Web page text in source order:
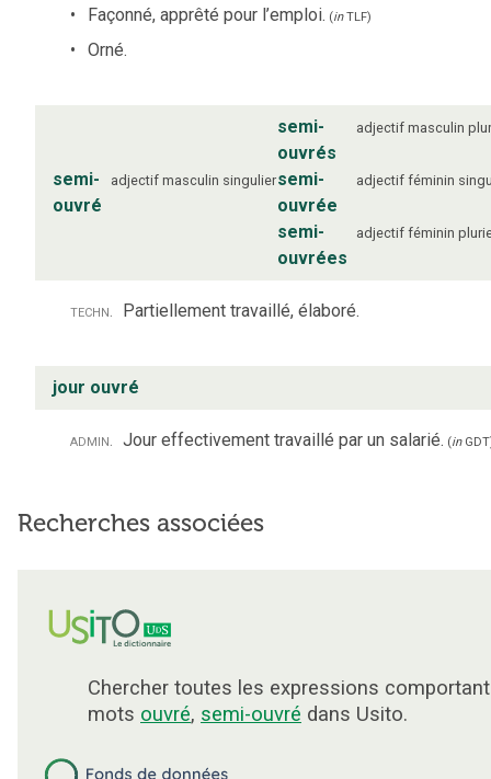
Façonné, apprêté pour l’emploi. (inTLF)
Orné.
semi-
ouvré
adjectif masculin singulier
semi-
ouvrés
adjectif masculin
semi-
ouvrée
adjectif féminin
semi-
ouvrées
adjectif féminin
techn. Partiellement travaillé, élaboré.
jour ouvré
admin. Jour effectivement travaillé par un salarié. (inGDT
Recherches associées
Chercher toutes les expressions
mots ouvré, semi-ouvré dans Usito.